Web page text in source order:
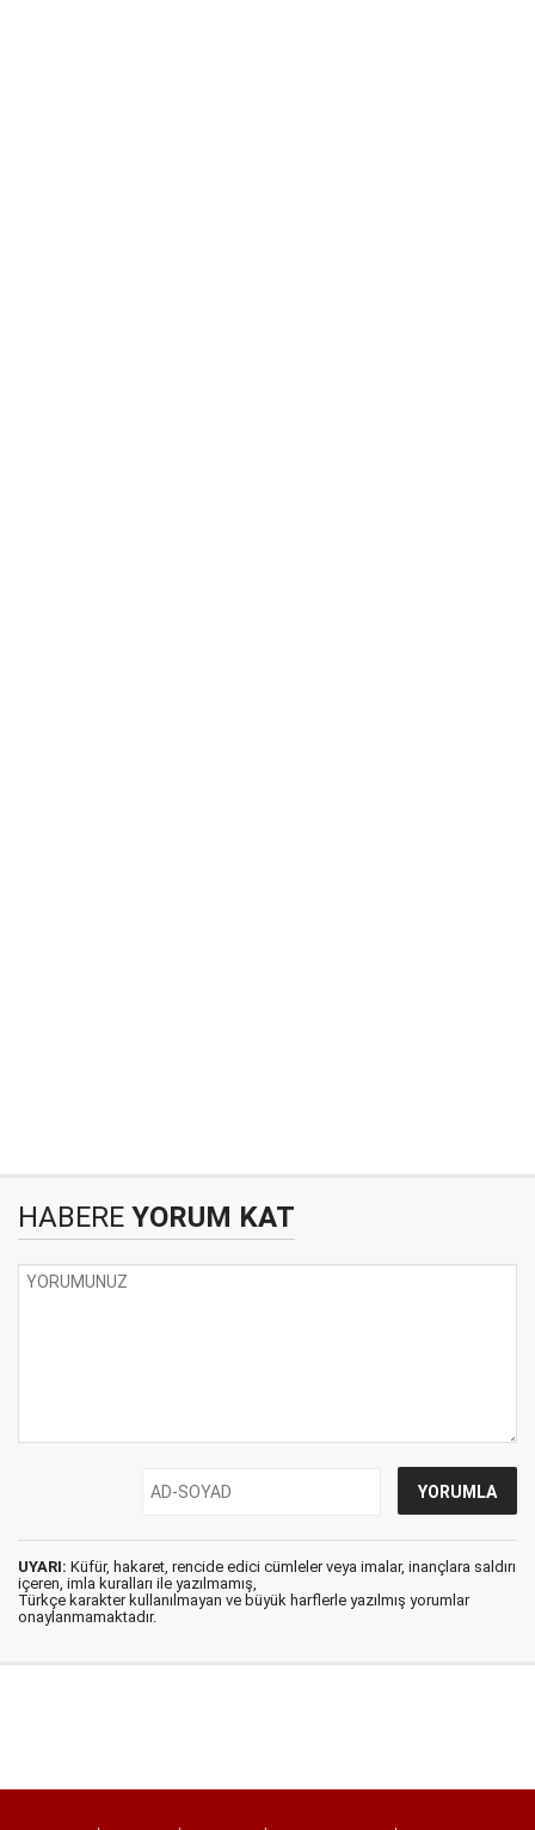
HABERE YORUM KAT
UYARI: Küfür, hakaret, rencide edici cümleler veya imalar, inançlara saldırı
içeren, imla kuralları ile yazılmamış,
Türkçe karakter kullanılmayan ve büyük harflerle yazılmış yorumlar
onaylanmamaktadır.